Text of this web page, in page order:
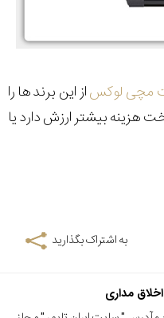
مچی لوکساز این برند ها را
هزینه بیشتر ارزش دارد یا
به اشتراک بگذارید
مداری